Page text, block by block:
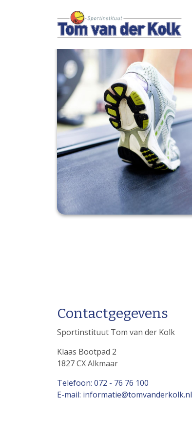
Contactgegevens
Sportinstituut Tom van der Kolk
Klaas Bootpad 2
1827 CX Alkmaar
Telefoon: 072 - 76 76 100
E-mail: informatie@tomvanderkolk.nl